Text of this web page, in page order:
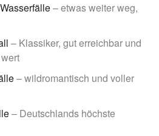
– etwas weiter weg,
– Klassiker, gut erreichbar und
– wildromantisch und voller
– Deutschlands höchste